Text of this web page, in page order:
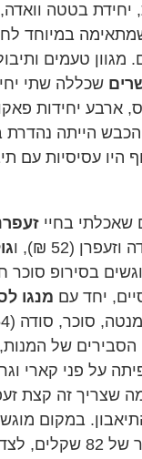
יחידת בטטה
₪), זו מנה שמתאימה
מגוון טעמים
שכללה שתי
הייתה
היו עסיסיות עם
שאכלתי בחיי
(52 ₪), ו
יחד עם מנגו
של
על פני קארי
שצריך זה קצת
במקום